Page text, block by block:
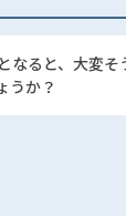
なると、大変そ
うか？